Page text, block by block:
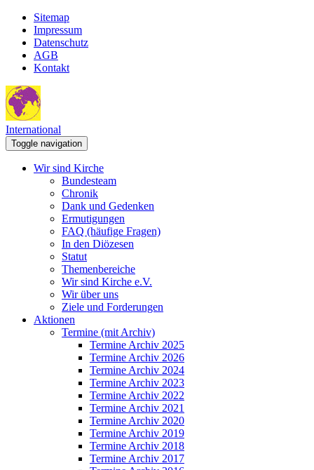
Sitemap
Impressum
Datenschutz
AGB
Kontakt
International
Toggle navigation
Wir sind Kirche
Bundesteam
Chronik
Dank und Gedenken
Ermutigungen
FAQ (häufige Fragen)
In den Diözesen
Statut
Themenbereiche
Wir sind Kirche e.V.
Wir über uns
Ziele und Forderungen
Aktionen
Termine (mit Archiv)
Termine Archiv 2025
Termine Archiv 2026
Termine Archiv 2024
Termine Archiv 2023
Termine Archiv 2022
Termine Archiv 2021
Termine Archiv 2020
Termine Archiv 2019
Termine Archiv 2018
Termine Archiv 2017